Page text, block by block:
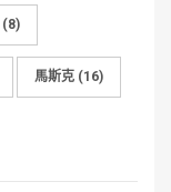
(8)
馬斯克 (16)